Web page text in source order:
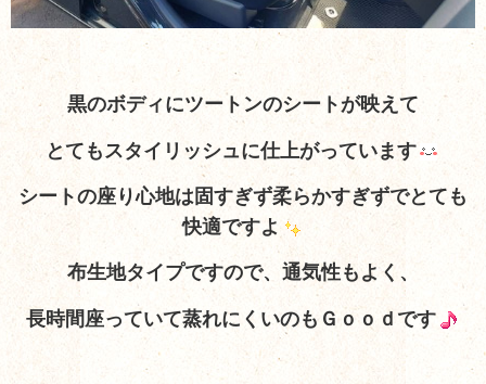
黒のボディにツートンのシートが映えて
とてもスタイリッシュに仕上がっています
シートの座り心地は固すぎず柔らかすぎずでとても
快適ですよ
布生地タイプですので、通気性もよく、
長時間座っていて蒸れにくいのもＧｏｏｄです